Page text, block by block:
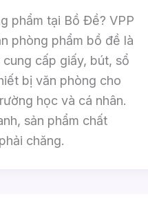
phẩm tại Bồ Đề? VPP
phòng phẩm bồ đề là
cấp giấy, bút, sổ
bị văn phòng cho
học và cá nhân.
sản phẩm chất
chăng.